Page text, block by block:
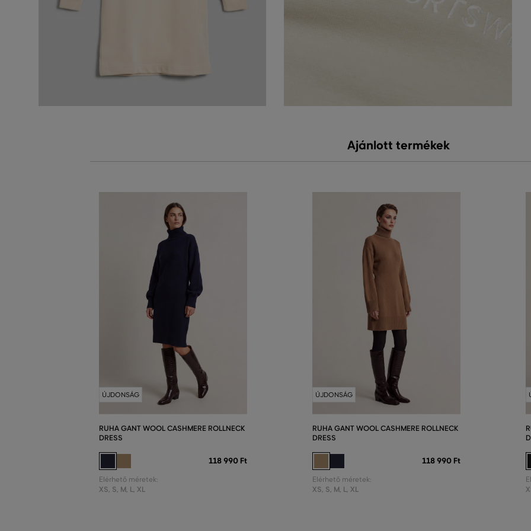
Ajánlott termékek
ÚJDONSÁG
RUHA GANT WOOL CASHMERE ROLLNECK
DRESS
118 990 Ft
Elérhető méretek:
XS S M L XL
ÚJDONSÁG
RUHA GANT WOOL CASHMERE ROLLNECK
DRESS
118 990 Ft
Elérhető méretek:
XS S M L XL